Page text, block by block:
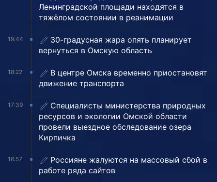
Ленинградской площади находятся в
тяжёлом состоянии в реанимации
19:44
30-градусная жара опять планирует
вернуться в Омскую область
18:22
В центре Омска временно приостановят
движение транспорта
17:39
Специалисты министерства природных
ресурсов и экологии Омской области
провели выездное обследование озера
Кирпичка
16:57
Россияне жалуются на массовый сбой в
работе ряда сайтов